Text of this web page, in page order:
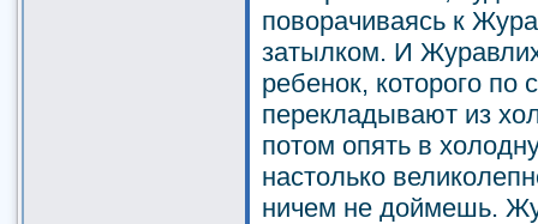
поворачиваясь к
затылком. И
ребенок, которого по
перекладывают из
потом опять в
настолько
ничем не доймешь.